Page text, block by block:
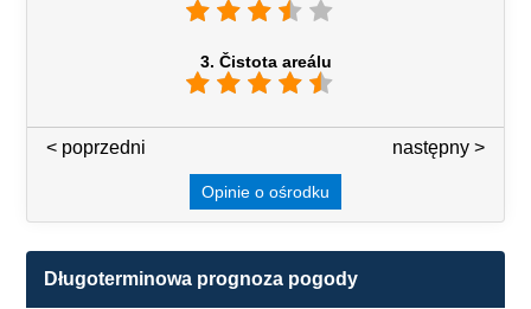
3. Čistota areálu
następny >
< poprzedni
Opinie o ośrodku
Długoterminowa prognoza pogody